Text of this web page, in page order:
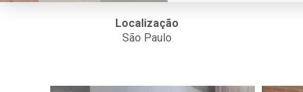
Localização
São Paulo